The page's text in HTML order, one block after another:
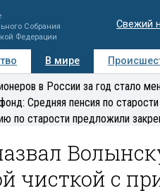
Собрания
Федерации
Свежий
В мире
Регионы Медиацентр
в России за год стало
Средняя пенсия по
по старости предложили
чисткой с